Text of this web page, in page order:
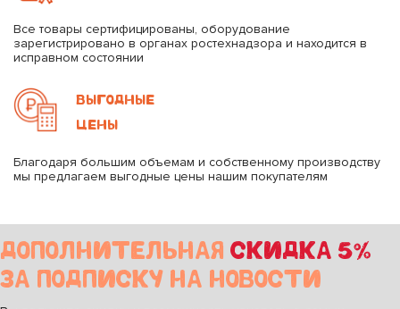
Все товары сертифицированы, оборудование
зарегистрировано в органах ростехнадзора и находится в
исправном состоянии
ВЫГОДНЫЕ
ЦЕНЫ
Благодаря большим объемам и собственному производству
мы предлагаем выгодные цены нашим покупателям
ДОПОЛНИТЕЛЬНАЯ СКИДКА 5%
ЗА ПОДПИСКУ НА НОВОСТИ